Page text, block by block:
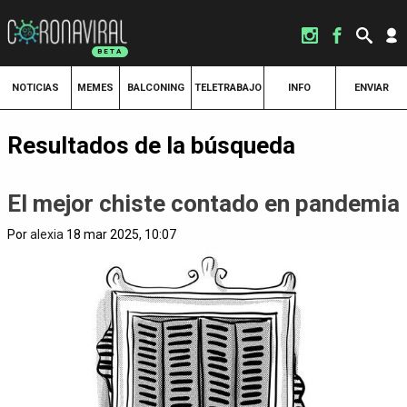
NOTICIAS MEMES BALCONING TELETRABAJO INFO ENVIAR
Resultados de la búsqueda
El mejor chiste contado en pandemia
Poralexia 18 mar 2025, 10:07